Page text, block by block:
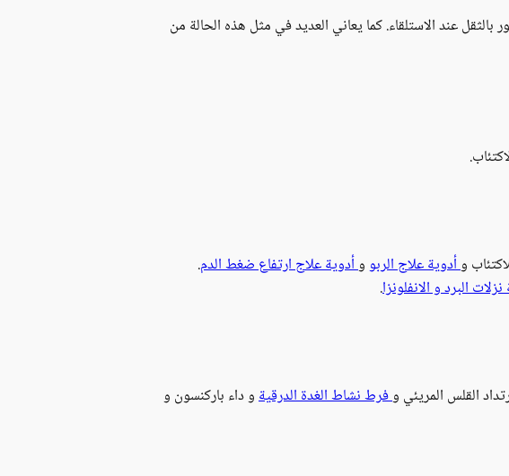
عند الاستلقاء. كما يعاني العديد في مثل هذه الحالة من
وأدوية علاج الربووأدوية علاج ارتفاع ضغط الدم.
البرد و الانفلونزا.
القلس المريئي وفرط نشاط الغدة الدرقيةو داء باركنسون و